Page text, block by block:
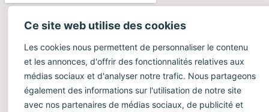
Ce site web utilise des cookies
Les cookies nous permettent de personnaliser le contenu
et les annonces, d'offrir des fonctionnalités relatives aux
médias sociaux et d'analyser notre trafic. Nous partageons
également des informations sur l'utilisation de notre site
avec nos partenaires de médias sociaux, de publicité et